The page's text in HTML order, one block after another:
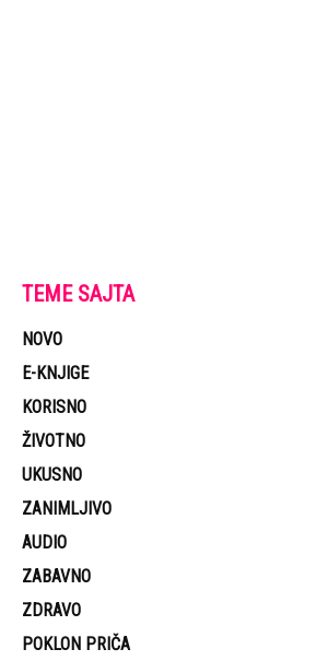
TEME SAJTA
NOVO
E-KNJIGE
KORISNO
ŽIVOTNO
UKUSNO
ZANIMLJIVO
AUDIO
ZABAVNO
ZDRAVO
POKLON PRIČA